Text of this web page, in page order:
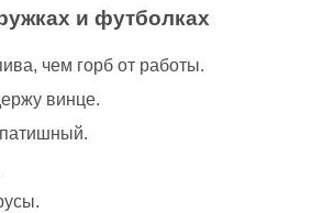
и футболках
чем горб от работы.
винце.